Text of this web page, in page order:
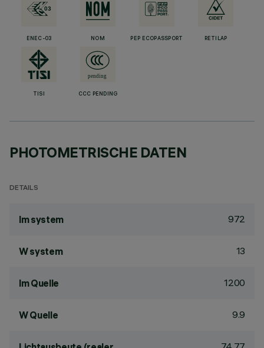
ENEC-03 NOM PEP ECOPASSPORT RETILAP
TISI CCC PENDING
PHOTOMETRISCHE DATEN
DETAILS
lm system 972
W system 13
lm Quelle 1200
W Quelle 9.9